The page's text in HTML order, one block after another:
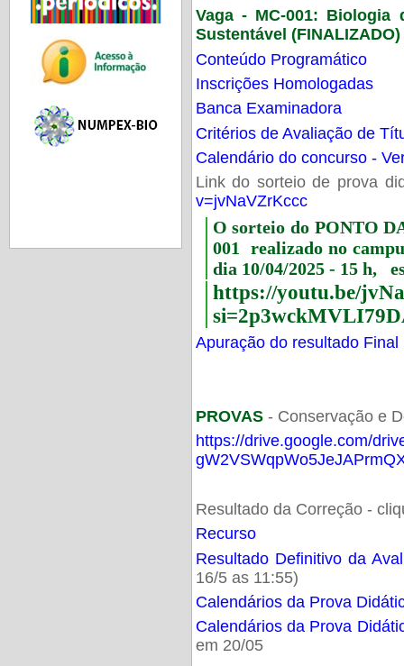
Vaga - MC-001: Biologia
Sustentável (FINALIZADO)
Conteúdo Programático
Inscrições Homologadas
Banca Examinadora
Critérios de Avaliação de
Calendário do concurso -
Link do sorteio de prova
v=jvNaVZrKccc
O sorteio do PONTO
001 realizado no
dia 10/04/2025 - 15 h,
https://youtu.be/
Apuração do resultado Final
PROVAS- Conservação e
https://drive.google.com/
Resultado da Correção -
Recurso
Resultado Definitivo da
16/5 as 11:55)
Calendários da Prova
Calendários da Prova
em 20/05